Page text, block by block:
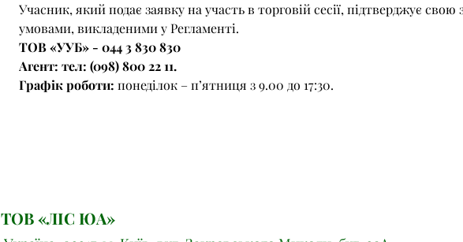
Учасник, який подає заявку на участь в торговій сесії, підтверджує свою
умовами, викладеними у Регламенті.
ТОВ «УУБ» - 044 3 830 830
Агент: тел: (098) 800 22 11.
Графік роботи: понеділок – п’ятниця з 9.00 до 17:30.
ТОВ «ЛІС ЮА»